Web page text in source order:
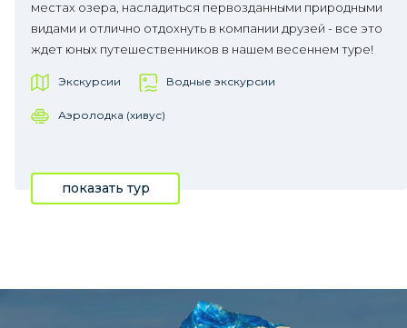
местах озера, насладиться первозданными природными
видами и отлично отдохнуть в компании друзей - все это
ждет юных путешественников в нашем весеннем туре!
Экскурсии Водные экскурсии
Аэролодка (хивус)
показать тур